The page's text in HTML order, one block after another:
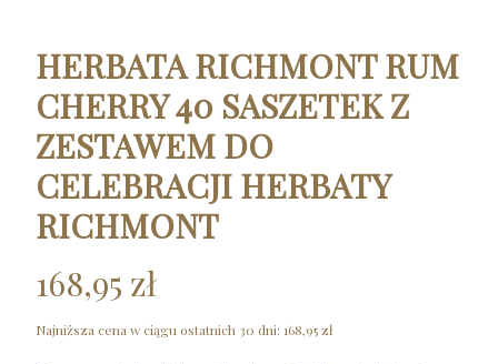
HERBATA RICHMONT RUM
CHERRY 40 SASZETEK Z
ZESTAWEM DO
CELEBRACJI HERBATY
RICHMONT
168,95 zł
Najniższa cena w ciągu ostatnich 30 dni: 168,95 zł